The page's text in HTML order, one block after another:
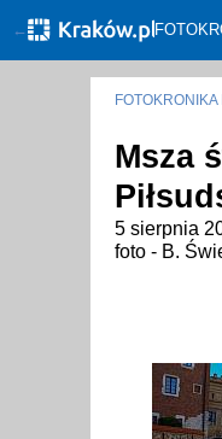
←
FOTOKRONIKA
Msza
5 sierpnia
foto - B.